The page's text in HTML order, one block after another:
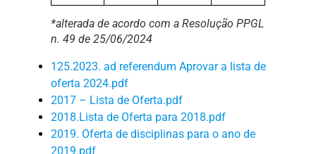
*alterada de acordo com a Resolução PPGL
n. 49 de 25/06/2024
125.2023. ad referendum Aprovar a lista de
oferta 2024.pdf
2017 – Lista de Oferta.pdf
2018.Lista de Oferta para 2018.pdf
2019. Oferta de disciplinas para o ano de
2019.pdf